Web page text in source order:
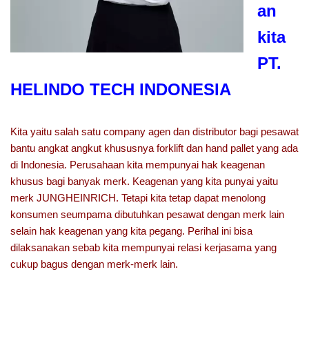
an
kita
PT.
HELINDO TECH INDONESIA
Kita yaitu salah satu company agen dan distributor bagi pesawat
bantu angkat angkut khususnya forklift dan hand pallet yang ada
di Indonesia. Perusahaan kita mempunyai hak keagenan
khusus bagi banyak merk. Keagenan yang kita punyai yaitu
merk JUNGHEINRICH. Tetapi kita tetap dapat menolong
konsumen seumpama dibutuhkan pesawat dengan merk lain
selain hak keagenan yang kita pegang. Perihal ini bisa
dilaksanakan sebab kita mempunyai relasi kerjasama yang
cukup bagus dengan merk-merk lain.